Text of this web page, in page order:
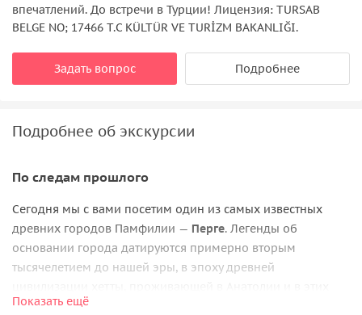
впечатлений. До встречи в Турции! Лицензия: TURSAB
BELGE NO; 17466 T.C KÜLTÜR VE TURİZM BAKANLIĞI.
Задать вопрос Подробнее
Подробнее об экскурсии
По следам прошлого
Сегодня мы с вами посетим один из самых известных
древних городов Памфилии — Перге. Легенды об
основании города датируются примерно вторым
тысячелетием до нашей эры, в эпоху древней
краях. Город расцвел во время Римского периода: многие
Показать ещё